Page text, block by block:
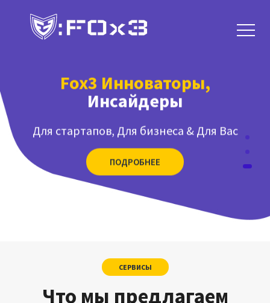
ПОДРОБНЕЕ
Fox3 Инноваторы,
Инсайдеры
Для стартапов, Для бизнеса & Для Вас
ПОДРОБНЕЕ
для Вашего бизнеса
СЕРВИСЫ
Что мы предлагаем